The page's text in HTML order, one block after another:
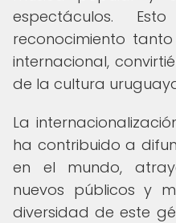
espectáculos.
reconocimiento
internacional,
de la cultura
La
ha contribuido a
en el mundo,
nuevos públicos y
diversidad de este